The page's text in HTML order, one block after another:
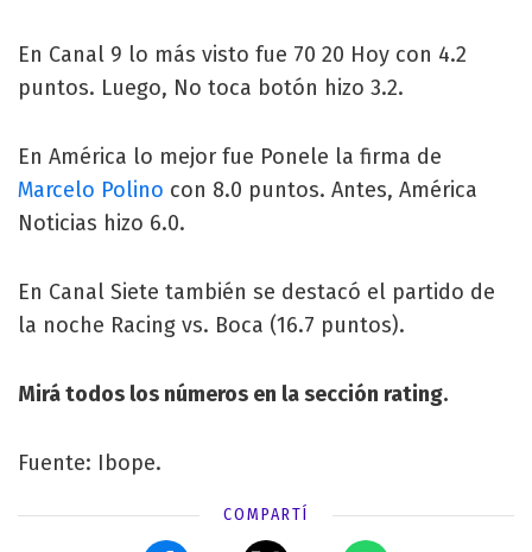
En Canal 9 lo más visto fue 70 20 Hoy con 4.2
puntos. Luego, No toca botón hizo 3.2.
En América lo mejor fue Ponele la firma de
Marcelo Polino con 8.0 puntos. Antes, América
Noticias hizo 6.0.
En Canal Siete también se destacó el partido de
la noche Racing vs. Boca (16.7 puntos).
Mirá todos los números en la sección rating.
Fuente: Ibope.
COMPARTÍ